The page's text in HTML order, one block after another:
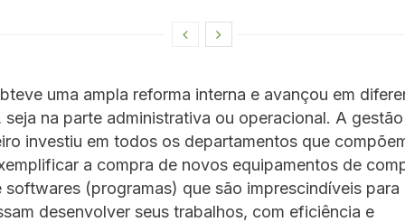
uma ampla reforma interna e avançou em
seja na parte administrativa ou operacional. A
investiu em todos os departamentos que
a compra de novos equipamentos de
softwares (programas) que são imprescindíveis para
desenvolver seus trabalhos, com eficiência e